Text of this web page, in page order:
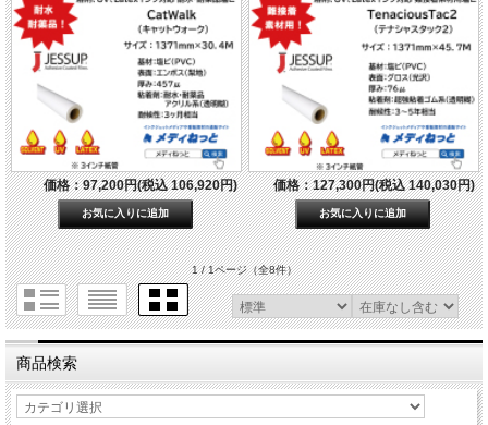
価格：97,200円(税込 106,920円) 価格：127,300円(税込 140,030円)
1 / 1ページ（全8件）
商品検索